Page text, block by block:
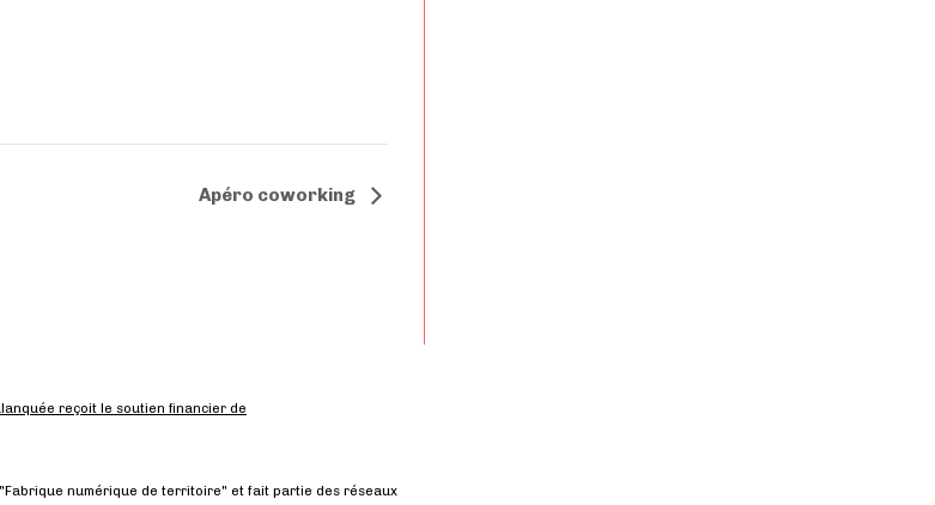
Apéro coworking
reçoit le soutien financier de
numérique de territoire" et fait partie des réseaux